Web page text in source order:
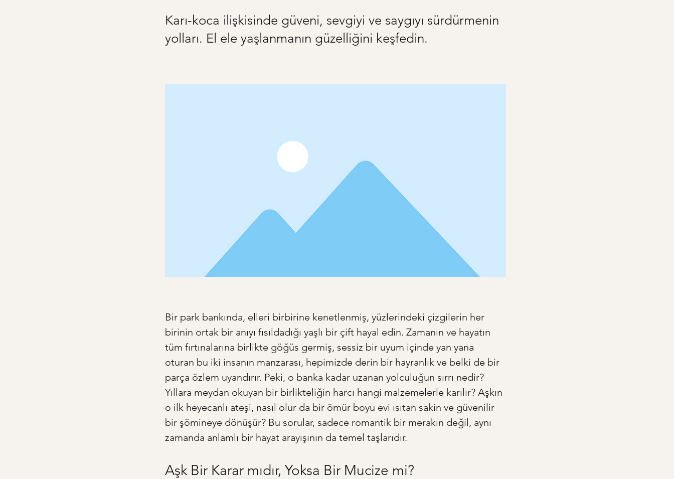
Karı-koca ilişkisinde güveni, sevgiyi ve saygıyı sürdürmenin
yolları. El ele yaşlanmanın güzelliğini keşfedin.
Bir park bankında, elleri birbirine kenetlenmiş, yüzlerindeki çizgilerin her
birinin ortak bir anıyı fısıldadığı yaşlı bir çift hayal edin. Zamanın ve hayatın
tüm fırtınalarına birlikte göğüs germiş, sessiz bir uyum içinde yan yana
oturan bu iki insanın manzarası, hepimizde derin bir hayranlık ve belki de bir
parça özlem uyandırır. Peki, o banka kadar uzanan yolculuğun sırrı nedir?
Yıllara meydan okuyan bir birlikteliğin harcı hangi malzemelerle karılır? Aşkın
o ilk heyecanlı ateşi, nasıl olur da bir ömür boyu evi ısıtan sakin ve güvenilir
bir şömineye dönüşür? Bu sorular, sadece romantik bir merakın değil, aynı
zamanda anlamlı bir hayat arayışının da temel taşlarıdır.
Aşk Bir Karar mıdır, Yoksa Bir Mucize mi?